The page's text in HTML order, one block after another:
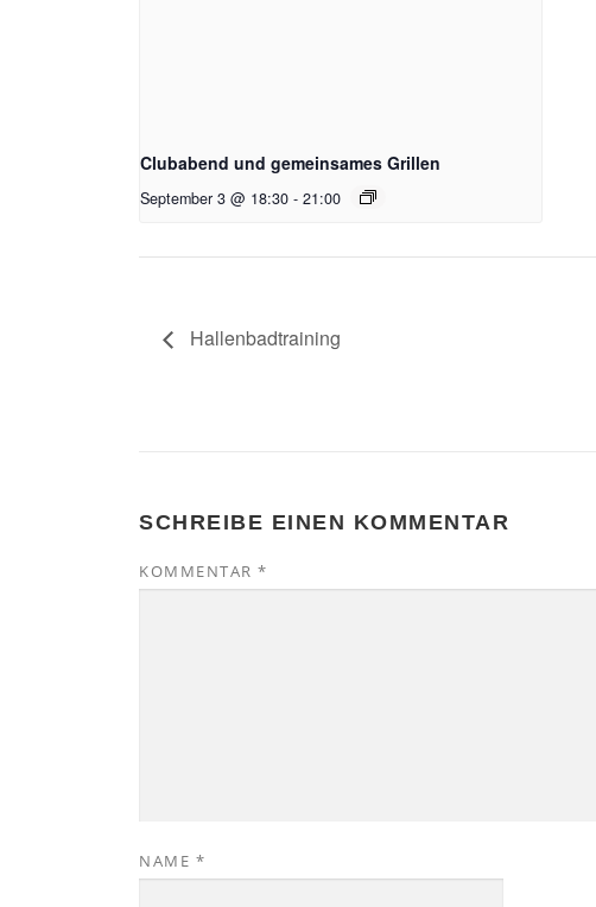
Clubabend und gemeinsames Grillen
September 3 @ 18:30 - 21:00
Hallenbadtraining
SCHREIBE EINEN KOMMENTAR
KOMMENTAR *
NAME *